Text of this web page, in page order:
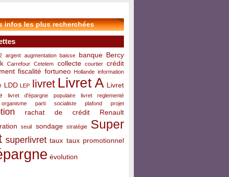
infos les plus recherchées
argent augmentation baisse banque Bercy
Carrefour Cetelem collecte courtier
crédit
fiscalité fortuneo Hollande information
LDD LEP livret Livret A Livret
livret d'épargne populaire
livret reglementé
organisme parti socialiste plafond projet
rachat de crédit
Renault
seuil sondage stratégie
Super
superlivret taux taux promotionnel
évolution